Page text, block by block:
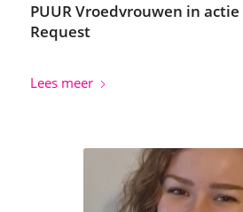
PUUR Vroedvrouwen in
Request
Lees meer